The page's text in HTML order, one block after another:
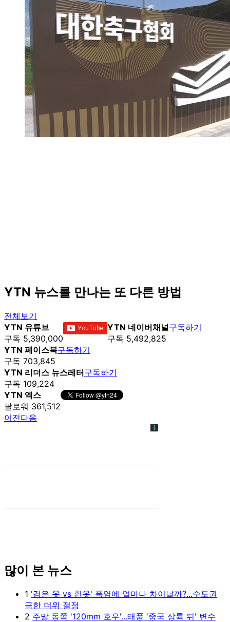
YTN 뉴스를 만나는 또 다른 방법
전체보기
YTN 유튜브
구독 5,390,000
YTN 네이버채널
구독 5,492,825
구독하기
YTN 페이스북
구독 703,845
구독하기
YTN 리더스 뉴스레터
구독 109,224
구독하기
YTN 엑스
팔로워 361,512
이전다음
많이 본 뉴스
1 '검은 옷 vs 흰옷' 폭염에 얼마나 차이날까?...수도권
극한 더위 절정
2 주말 동쪽 '120mm 호우'...태풍 '중국 상륙 뒤' 변수